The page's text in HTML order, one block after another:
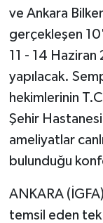
ve Ankara
gerçekleşen
11 - 14
yapılacak.
hekimlerinin
Şehir
ameliyatlar
bulunduğu
ANKARA
temsil eden